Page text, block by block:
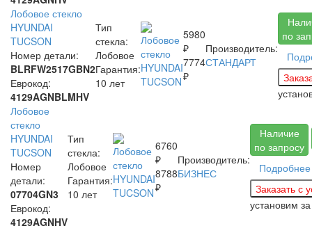
Лобовое стекло
HYUNDAI
TUCSON
Номер детали:
BLRFW2517GBN2
Еврокод:
4129AGNBLMHV
Тип
стекла:
Лобовое
Гарантия:
10 лет
5980
₽
7774
₽
Производитель:
СТАНДАРТ
по
Лобовое
стекло
HYUNDAI
TUCSON
Номер
детали:
07704GN3
Еврокод:
4129AGNHV
Тип
стекла:
Лобовое
Гарантия:
10 лет
6760
₽
8788
₽
Производитель:
БИЗНЕС
Наличие
по запросу
Подробнее
установим